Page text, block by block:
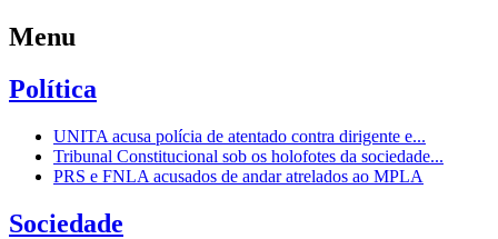
Menu
Política
UNITA acusa polícia de atentado contra dirigente e...
Tribunal Constitucional sob os holofotes da sociedade...
PRS e FNLA acusados de andar atrelados ao MPLA
Sociedade